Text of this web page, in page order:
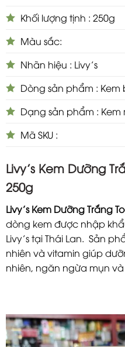
Khối lượng tịnh : 250g
Màu sắc:
Nhãn hiệu : Livy’s
Dòng sản phẩm : Kem
Dạng sản phẩm : Kem
Mã SKU :
Livy’s Kem Dưỡng
250g
Livy’s Kem Dưỡng Trắng
dòng kem được nhập
Livy’s tại Thái Lan. Sản
nhiên và vitamin giúp
nhiên, ngăn ngừa mụn